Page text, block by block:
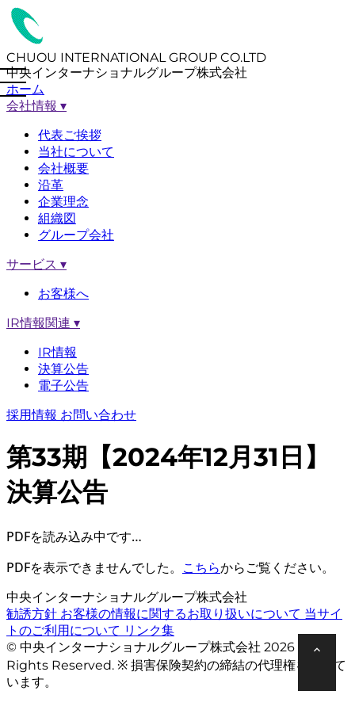
CHUOU INTERNATIONAL GROUP CO.LTD
中央インターナショナルグループ株式会社
ホーム
会社情報 ▾
代表ご挨拶
当社について
会社概要
沿革
企業理念
組織図
グループ会社
サービス ▾
お客様へ
IR情報関連 ▾
IR情報
決算公告
電子公告
採用情報 お問い合わせ
第33期【2024年12月31日】
決算公告
PDFを読み込み中です…
PDFを表示できませんでした。 こちらからご覧ください。
中央インターナショナルグループ株式会社
勧誘方針 お客様の情報に関するお取り扱いについて 当サイ
トのご利用について リンク集
© 中央インターナショナルグループ株式会社 2026 All
Rights Reserved. ※ 損害保険契約の締結の代理権を有して
います。